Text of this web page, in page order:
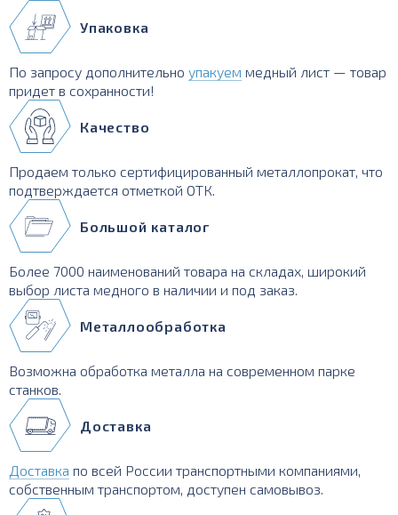
Упаковка
По запросу дополнительно упакуем медный лист — товар
придет в сохранности!
Качество
Продаем только сертифицированный металлопрокат, что
подтверждается отметкой ОТК.
Большой каталог
Более 7000 наименований товара на складах, широкий
выбор листа медного в наличии и под заказ.
Металлообработка
Возможна обработка металла на современном парке
станков.
Доставка
Доставка по всей России транспортными компаниями,
собственным транспортом, доступен самовывоз.